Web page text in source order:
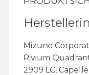
Mizuno
Rivium
2909 LC,